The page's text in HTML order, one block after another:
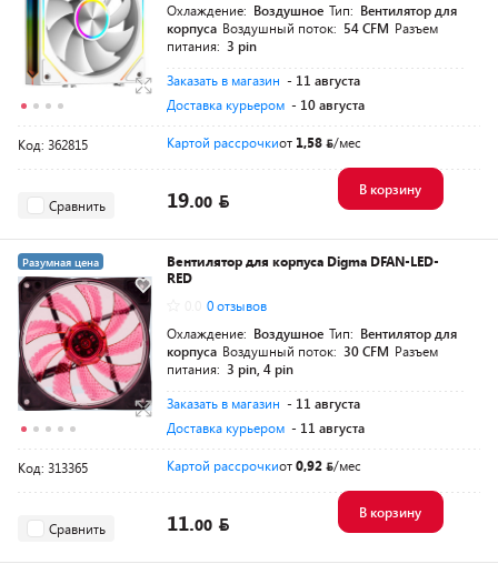
Охлаждение: Воздушное Тип: Вентилятор для
корпуса Воздушный поток: 54 CFM Разъем
питания: 3 pin
Заказать в магазин - 11 августа
Доставка курьером - 10 августа
Код: 362815 Картой рассрочкиот 1,58 /мес
Сравнить 19.00
В корзину
Разумная цена
Вентилятор для корпуса Digma DFAN-LED-
RED
0 отзывов
Охлаждение: Воздушное Тип: Вентилятор для
корпуса Воздушный поток: 30 CFM Разъем
питания: 3 pin, 4 pin
Заказать в магазин - 11 августа
Доставка курьером - 11 августа
Код: 313365 Картой рассрочкиот0,92 /мес
Сравнить 11.00
В корзину